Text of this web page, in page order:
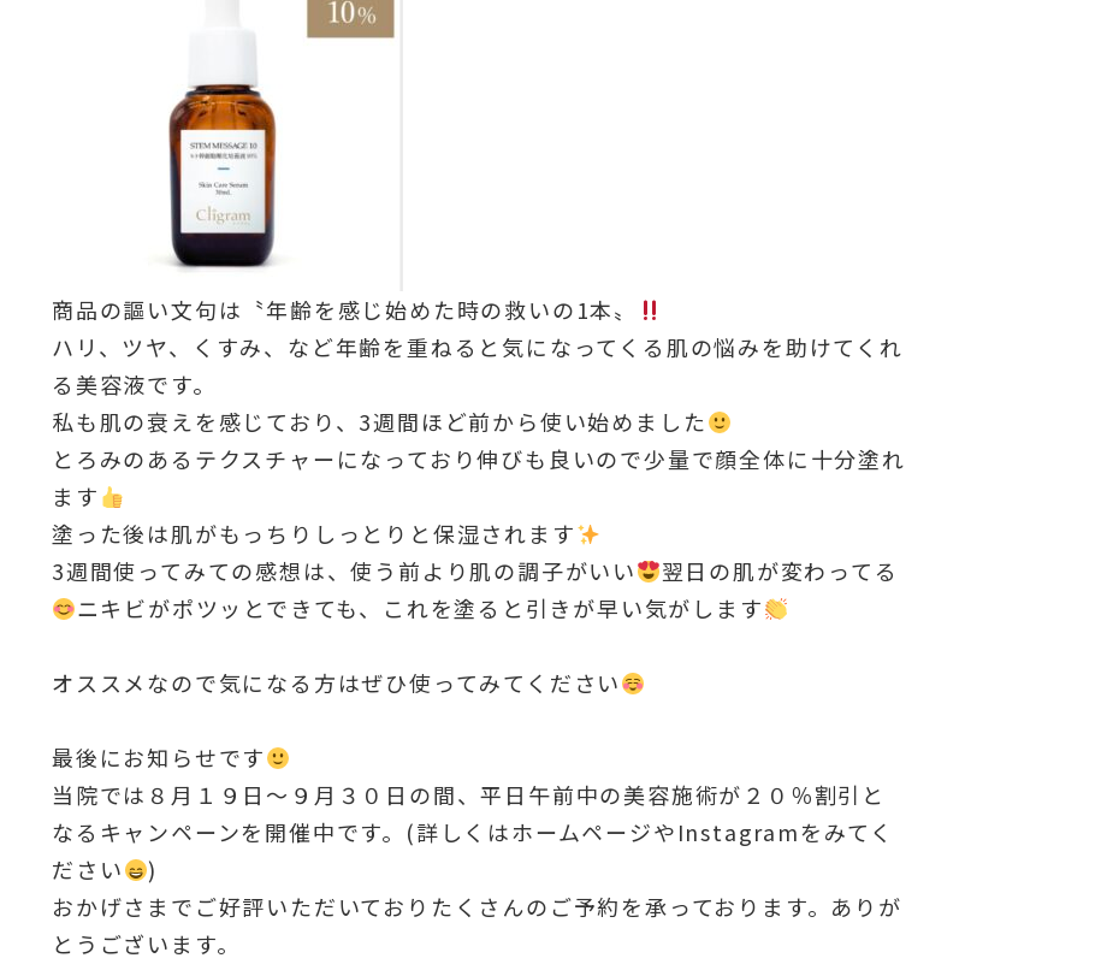
商品の謳い文句は〝年齢を感じ始めた時の救いの1本〟
ハリ、ツヤ、くすみ、など年齢を重ねると気になってくる肌の悩みを助けてくれ
る美容液です。
私も肌の衰えを感じており、3週間ほど前から使い始めました
とろみのあるテクスチャーになっており伸びも良いので少量で顔全体に十分塗れ
ます
塗った後は肌がもっちりしっとりと保湿されます
3週間使ってみての感想は、使う前より肌の調子がいい
翌日の肌が変わってる
ニキビがポツッとできても、これを塗ると引きが早い気がします
オススメなので気になる方はぜひ使ってみてください
最後にお知らせです
当院では８月１９日～９月３０日の間、平日午前中の美容施術が２０％割引と
なるキャンペーンを開催中です。(詳しくはホームページやInstagramをみてく
ださい
)
おかげさまでご好評いただいておりたくさんのご予約を承っております。ありが
とうございます。